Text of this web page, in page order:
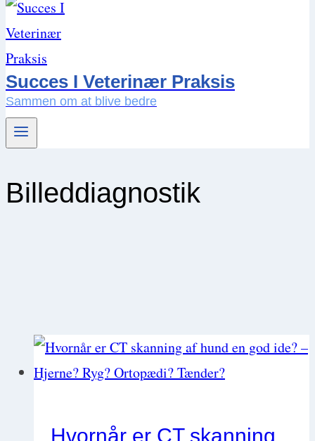
Succes I Veterinær Praksis
Sammen om at blive bedre
Billeddiagnostik
Hvornår er CT skanning